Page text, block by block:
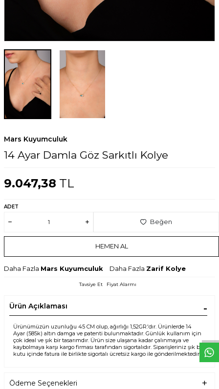
WhtsppDeseHatt
Mars Kuyumculuk
14 Ayar Damla Göz Sarkıtlı Kolye
9.047,38 TL
ADET
Beğen
HEMEN AL
Daha Fazla Mars Kuyumculuk Daha Fazla Zarif Kolye
Tavsiye Et Fiyat Alarmı
Ürün Açıklaması
Ürünümüzün uzunluğu 45 CM olup, ağırlığı 1,52GR.'dır. Ürünlerde 14
Ayar (585k) altın damga ve patenti bulunmaktadır. Günlük kullanım için
çok ideal ve şık bir tasarımdır. Ürün size ulaşana kadar çalınmaya ve
kaybolmaya karşı kargo firması tarafından sigortalıdır. Siparişleriniz şık bir
kutu içinde fatura ile birlikte sigortalı ücretsiz kargo ile gönderilmektedir.
Ödeme Seçenekleri